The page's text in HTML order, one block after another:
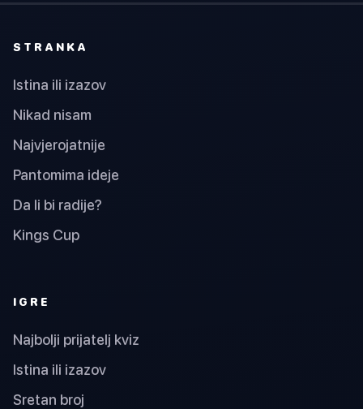
STRANKA
Istina ili izazov
Nikad nisam
Najvjerojatnije
Pantomima ideje
Da li bi radije?
Kings Cup
IGRE
Najbolji prijatelj kviz
Istina ili izazov
Sretan broj